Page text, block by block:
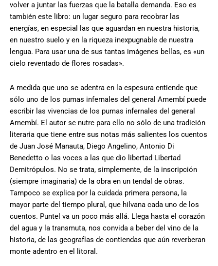
volver a juntar las fuerzas que la batalla demanda. Eso es
también este libro: un lugar seguro para recobrar las
energías, en especial las que aguardan en nuestra historia,
en nuestro suelo y en la riqueza inexpugnable de nuestra
lengua. Para usar una de sus tantas imágenes bellas, es «un
cielo reventado de flores rosadas».
A medida que uno se adentra en la espesura entiende que
sólo uno de los pumas infernales del general Amembí puede
escribir las vivencias de los pumas infernales del general
Amembí. El autor se nutre para ello no sólo de una tradición
literaria que tiene entre sus notas más salientes los cuentos
de Juan José Manauta, Diego Angelino, Antonio Di
Benedetto o las voces a las que dio libertad Libertad
Demitrópulos. No se trata, simplemente, de la inscripción
(siempre imaginaria) de la obra en un tendal de obras.
Tampoco se explica por la cuidada primera persona, la
mayor parte del tiempo plural, que hilvana cada uno de los
cuentos. Puntel va un poco más allá. Llega hasta el corazón
del agua y la transmuta, nos convida a beber del vino de la
historia, de las geografías de contiendas que aún reverberan
monte adentro en el litoral.